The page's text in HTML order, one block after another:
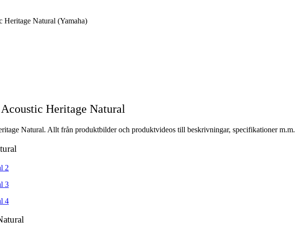
Natural (Yamaha)
Heritage Natural
Natural. Allt från produktbilder och produktvideos till beskrivningar, specifikationer m.m.